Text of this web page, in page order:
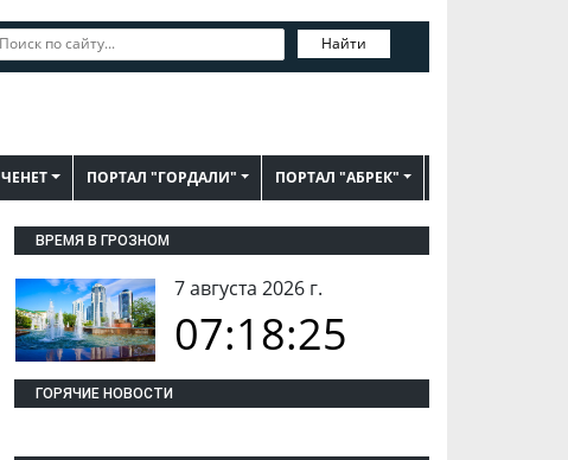
Найти
ЧЕНЕТ ПОРТАЛ "ГОРДАЛИ" ПОРТАЛ "АБРЕК"
ВРЕМЯ В ГРОЗНОМ
7 августа 2026 г.
07:18:26
ГОРЯЧИЕ НОВОСТИ